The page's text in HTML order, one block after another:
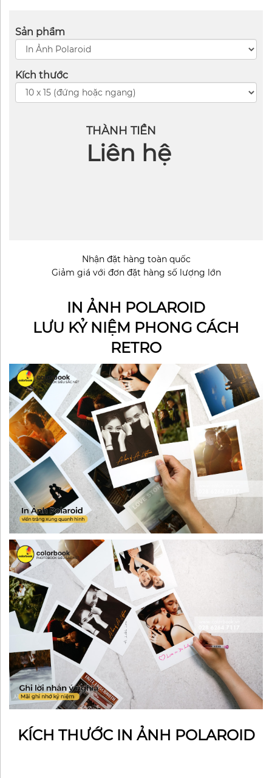
Sản phẩm
Kích thước
THÀNH TIỀN
Liên hệ
Nhận đặt hàng toàn quốc
Giảm giá với đơn đặt hàng số lượng lớn
IN ẢNH POLAROID
LƯU KỶ NIỆM PHONG CÁCH
RETRO
KÍCH THƯỚC IN ẢNH POLAROID